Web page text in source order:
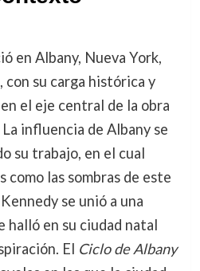
en Albany, Nueva York,
con su carga histórica y
el eje central de la obra
influencia de Albany se
su trabajo, en el cual
como las sombras de este
se unió a una
en su ciudad natal
El Ciclo de Albany